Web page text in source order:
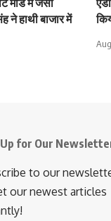
मोड में जंसा
ने हाथी बाजार में
Up for Our
to our
our newest articles